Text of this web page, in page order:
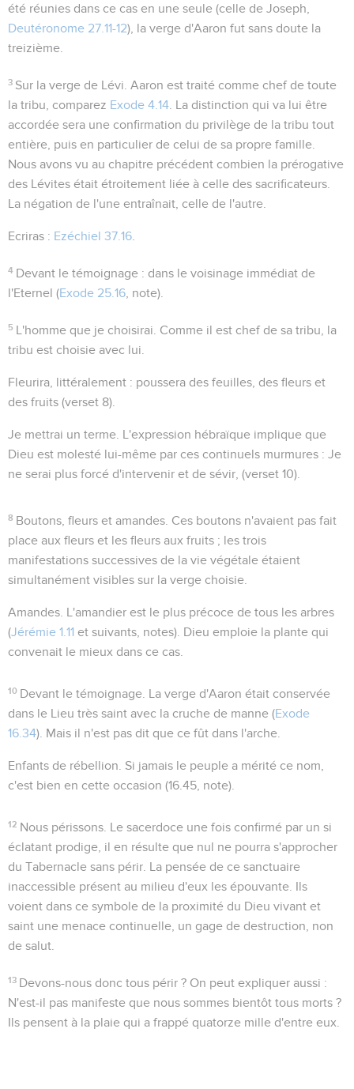
été réunies dans ce cas en une seule (celle de Joseph,
Deutéronome 27.11-12), la verge d'Aaron fut sans doute la
treizième.
3 Sur la verge de Lévi . Aaron est traité comme chef de toute
la tribu, comparez Exode 4.14 . La distinction qui va lui être
accordée sera une confirmation du privilège de la tribu tout
entière, puis en particulier de celui de sa propre famille.
Nous avons vu au chapitre précédent combien la prérogative
des Lévites était étroitement liée à celle des sacrificateurs.
La négation de l'une entraînait, celle de l'autre.
Ecriras : Ezéchiel 37.16
4 Devant le témoignage : dans le voisinage immédiat de
l'Eternel (Exode 25.16 , note).
5 L'homme que je choisirai . Comme il est chef de sa tribu, la
tribu est choisie avec lui.
Fleurira , littéralement : poussera des feuilles, des fleurs et
des fruits (verset 8).
Je mettrai un terme . L'expression hébraïque implique que
Dieu est molesté lui-même par ces continuels murmures : Je
ne serai plus forcé d'intervenir et de sévir, (verset 10).
8 Boutons, fleurs et amandes . Ces boutons n'avaient pas fait
place aux fleurs et les fleurs aux fruits ; les trois
manifestations successives de la vie végétale étaient
simultanément visibles sur la verge choisie.
Amandes . L'amandier est le plus précoce de tous les arbres
(Jérémie 1.11 et suivants, notes). Dieu emploie la plante qui
convenait le mieux dans ce cas.
10 Devant le témoignage . La verge d'Aaron était conservée
dans le Lieu très saint avec la cruche de manne (Exode
16.34). Mais il n'est pas dit que ce fût dans l'arche.
Enfants de rébellion . Si jamais le peuple a mérité ce nom,
c'est bien en cette occasion (16.45 , note).
12 Nous périssons . Le sacerdoce une fois confirmé par un si
éclatant prodige, il en résulte que nul ne pourra s'approcher
du Tabernacle sans périr. La pensée de ce sanctuaire
inaccessible présent au milieu d'eux les épouvante. Ils
voient dans ce symbole de la proximité du Dieu vivant et
saint une menace continuelle, un gage de destruction, non
de salut.
13 Devons-nous donc tous périr ? On peut expliquer aussi :
N'est-il pas manifeste que nous sommes bientôt tous morts ?
Ils pensent à la plaie qui a frappé quatorze mille d'entre eux.